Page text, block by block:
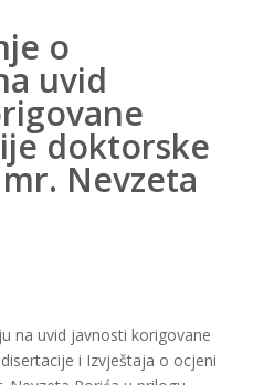
o
uvid
doktorske
Nevzeta
na uvid javnosti korigovane
i Izvještaja o ocjeni